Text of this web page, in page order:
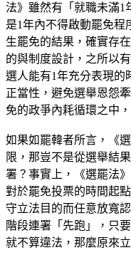
法》雖然有「就職未滿1
是1年內不得啟動罷免程
生罷免的結果，確實存
的與制度設計，之所以
選人能有1年充分表現的
正當性，避免選舉恩怨
免的政爭內耗循環之中
如果如罷韓者所言，《
限，那豈不是從選舉結
署？事實上，《選罷法
對於罷免投票的時間起
守立法目的而任意放寬
階段連署「先跑」，只
就不算違法，那麼原來